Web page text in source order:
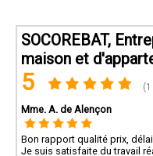
SOCOREBAT,
maison et
5
Mme. A. de Alençon
Bon rapport qualité prix,
Je suis satisfaite du travail